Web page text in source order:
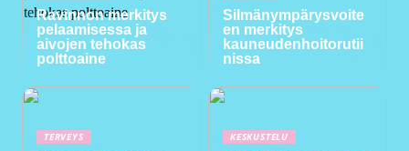
Ravinnon merkitys
pelaamisessa ja
aivojen tehokas
polttoaine
Silmänympärysvoite
en merkitys
kauneudenhoitorutii
nissa
TERVEYS KESKUSTELU